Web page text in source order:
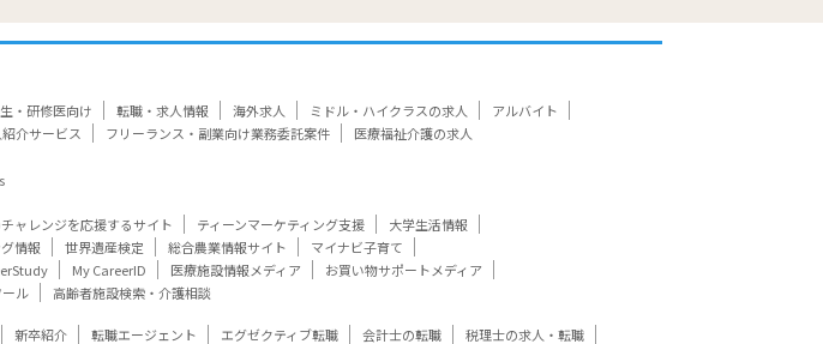
・研修医向け 転職・求人情報 海外求人 ミドル・ハイクラスの求人
アルバイト
介サービス フリーランス・副業向け業務委託案件 医療福祉介護の求人
ャレンジを応援するサイト ティーンマーケティング支援
大学生活情報
情報 世界遺産検定 総合農業情報サイト
マイナビ子育て
My CareerID 医療施設情報メディア
お買い物サポートメディア
ル 高齢者施設検索・介護相談
新卒紹介 転職エージェント エグゼクティブ転職 会計士の転職 税理士の求人・転職